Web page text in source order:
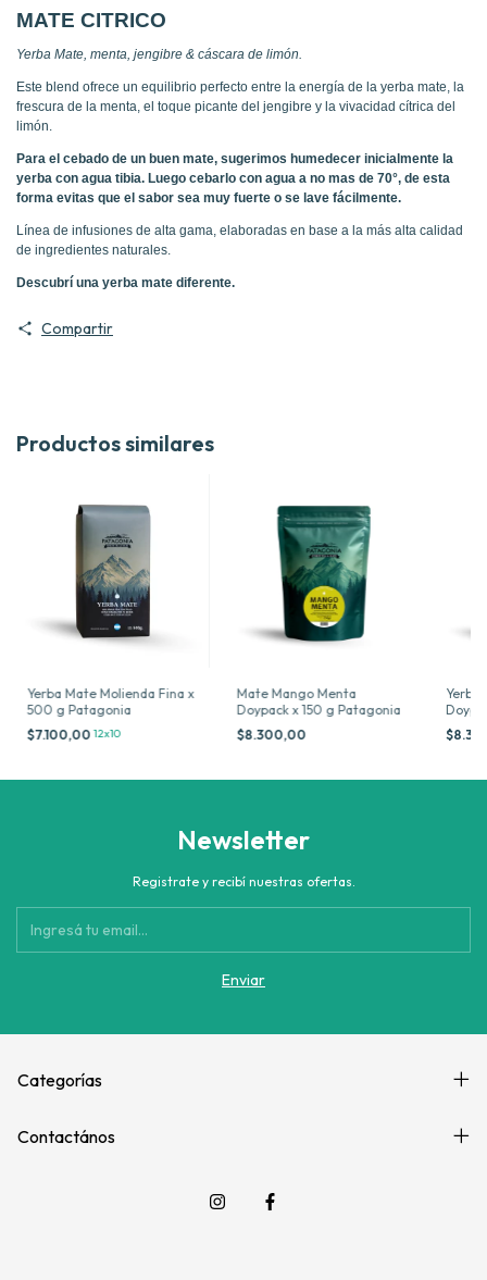
MATE CITRICO
Yerba Mate, menta, jengibre & cáscara de limón.
Este blend ofrece un equilibrio perfecto entre la energía de la yerba mate, la
frescura de la menta, el toque picante del jengibre y la vivacidad cítrica del
limón.
Para el cebado de un buen mate, sugerimos humedecer inicialmente la
yerba con agua tibia. Luego cebarlo con agua a no mas de 70°, de esta
forma evitas que el sabor sea muy fuerte o se lave fácilmente.
Línea de infusiones de alta gama, elaboradas en base a la más alta calidad
de ingredientes naturales.
Descubrí una yerba mate diferente.
Compartir
Productos similares
Yerba Mate Molienda Fina x
500 g Patagonia
$7.100,0012x10
Mate Mango Menta
Doypack x 150 g Patagonia
$8.300,00
Yerba
Newsletter
Registrate y recibí nuestras ofertas.
Categorías
Contactános